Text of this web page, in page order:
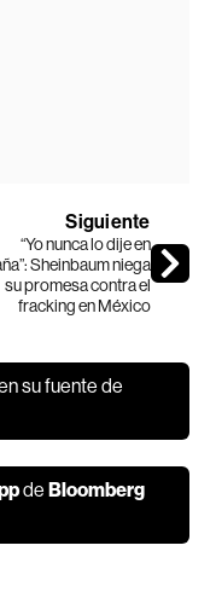
Siguiente
“Yo nunca lo dije en
Sheinbaum niega
su promesa contra el
fracking en México
su fuente de
deBloomberg